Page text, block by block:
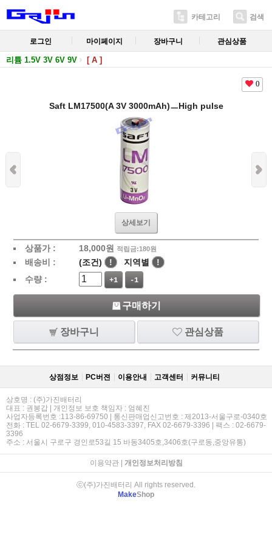
카테고리 검색
로그인 마이페이지 장바구니 관심상품
리튬 1.5V 3V 6V 9V [ A ]
0
Saft LM17500(A 3V 3000mAh)ㅡHigh pulse
상세보기
상품가 : 18,000원 적립금:180원
배송비 : (조건) ! 지역별
!
수량 :
+1 -1
구매하기
장바구니 관심상품
상점정보 PC버젼 이용안내 고객센터 커뮤니티
상호명 : (주)가진배터리
대표 : 권봉갑 | 개인정보 보호 책임자 : 엄혜진
사업자등록번호 :113-86-69750 | 통신판매업신고번호 : 제2013-서울구로-0340호
전화 : TEL 02-6679-3399, 010-4583-3397, FAX 02-6679-3396 | 팩스 : 02-6679-
3396
주소 : 서울시 구로구 경인로53길 15 바동3405호,3406호(구로동,중앙유통)
이용약관| 개인정보처리방침
ⓒ(주)가진배터리 All rights reserved.
MakeShop